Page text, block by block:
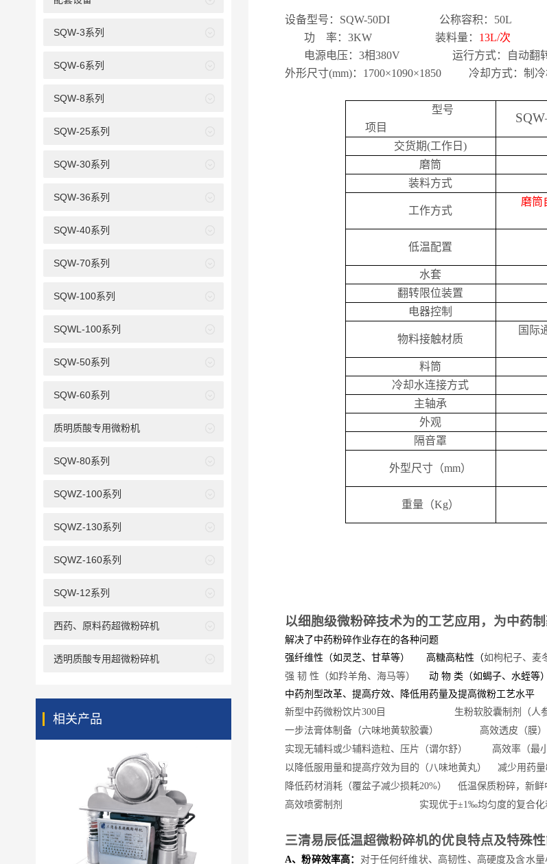
设备型号： SQW-50DI 公称容积： 50L
功
率： 3KW 装料量： 13L/次
电源电压： 3相380V
运行方式：自动翻
外形尺寸(mm)： 1700×1090×1850 冷却方式：制
型号
项目
SQW
交货期(工作日 )
磨筒
装料方式
工作方式
磨筒
低温配置
水套
翻转限位装置
电器控制
物料接触材质
国际
料筒
冷却水连接方式
主轴承
外观
隔音罩
外型尺寸（mm）
重量（Kg）
以细胞级微粉碎技术为的工艺应用，为中药
解决了中药粉碎作业存在的各种问题
强纤维性（如灵芝、甘草等） 高糖高粘性（如枸杞子、麦
强 韧 性（如羚羊角、海马等） 动 物 类（如蝎子、水蛭等）
中药剂型改革、提高疗效、降低用药量及提高微粉工艺水平
新型中药微粉饮片300 目 生粉软胶囊制剂（人
一步法膏体制备（六味地黄软胶囊）
高效透皮（膜
实现无辅料或少辅料造粒、压片（谓尔舒） 高效率（最
以降低服用量和提高疗效为目的（八味地黄丸） 减少用药量
降低药材消耗（覆盆子减少损耗20%） 低温保质粉碎，新
高效喷雾制剂
实现优于±1‰均匀度的复合化
三清易辰低温超微粉碎机的优良特点及特殊
A、粉碎效率高： 对于任何纤维状、高韧性、高硬度及含水量
SQW-3系列
SQW-6系列
SQW-8系列
SQW-25系列
SQW-30系列
SQW-36系列
SQW-40系列
SQW-70系列
SQW-100系列
SQWL-100系列
SQW-50系列
SQW-60系列
质明质酸专用微粉机
SQW-80系列
SQWZ-100系列
SQWZ-130系列
SQWZ-160系列
SQW-12系列
西药、原料药超微粉碎机
透明质酸专用超微粉碎机
相关产品